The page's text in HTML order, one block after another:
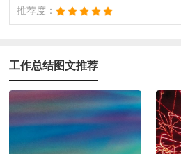
推荐度：
工作总结图文推荐